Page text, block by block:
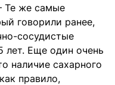
Те же самые
говорили ранее,
сосудистые
лет. Еще один очень
наличие сахарного
правило,